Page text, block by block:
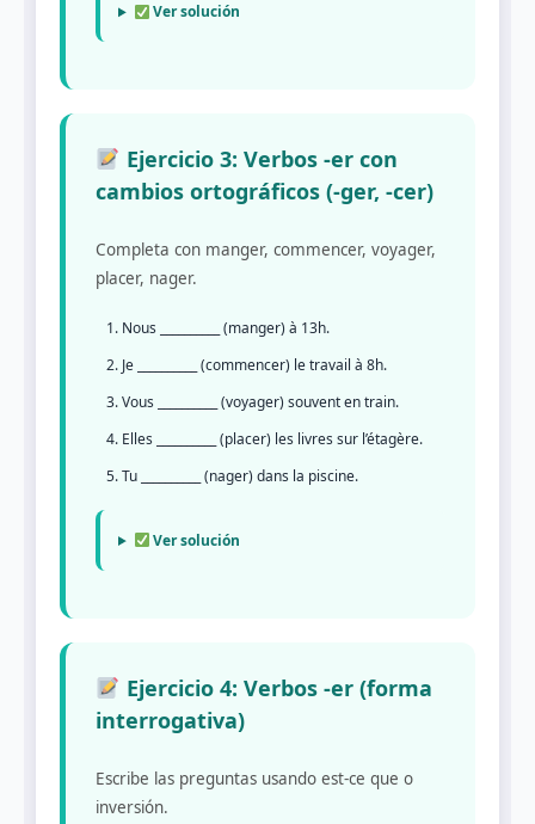
Ver solución
Ejercicio 3: Verbos -er con
cambios ortográficos (-ger, -cer)
Completa con manger, commencer, voyager,
placer, nager.
Nous __________ (manger) à 13h.
Je __________ (commencer) le travail à 8h.
Vous __________ (voyager) souvent en train.
Elles __________ (placer) les livres sur l’étagère.
Tu __________ (nager) dans la piscine.
Ver solución
Ejercicio 4: Verbos -er (forma
interrogativa)
Escribe las preguntas usando est-ce que o
inversión.